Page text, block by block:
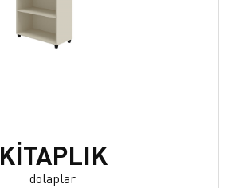
KİTAPLIK
dolaplar